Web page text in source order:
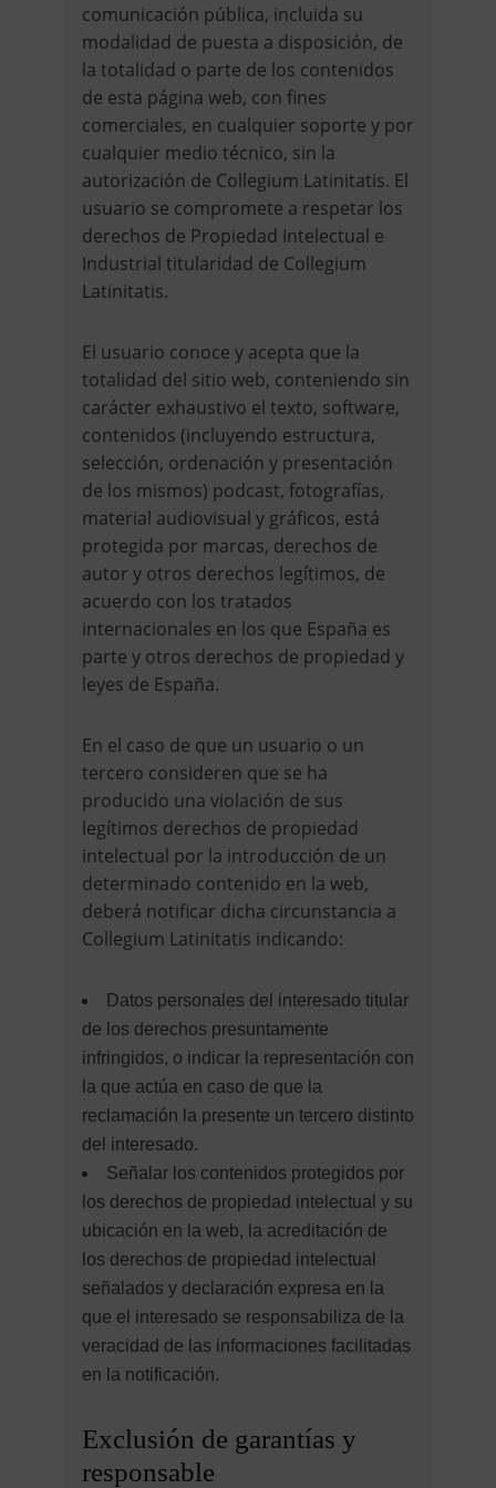
comunicación pública, incluida su
modalidad de puesta a disposición, de
la totalidad o parte de los contenidos
de esta página web, con fines
comerciales, en cualquier soporte y por
cualquier medio técnico, sin la
autorización de Collegium Latinitatis. El
usuario se compromete a respetar los
derechos de Propiedad Intelectual e
Industrial titularidad de Collegium
Latinitatis.
El usuario conoce y acepta que la
totalidad del sitio web, conteniendo sin
carácter exhaustivo el texto, software,
contenidos (incluyendo estructura,
selección, ordenación y presentación
de los mismos) podcast, fotografías,
material audiovisual y gráficos, está
protegida por marcas, derechos de
autor y otros derechos legítimos, de
acuerdo con los tratados
internacionales en los que España es
parte y otros derechos de propiedad y
leyes de España.
En el caso de que un usuario o un
tercero consideren que se ha
producido una violación de sus
legítimos derechos de propiedad
intelectual por la introducción de un
determinado contenido en la web,
deberá notificar dicha circunstancia a
Collegium Latinitatis indicando:
Datos personales del interesado titular
de los derechos presuntamente
infringidos, o indicar la representación con
la que actúa en caso de que la
reclamación la presente un tercero distinto
del interesado.
Señalar los contenidos protegidos por
los derechos de propiedad intelectual y su
ubicación en la web, la acreditación de
los derechos de propiedad intelectual
señalados y declaración expresa en la
que el interesado se responsabiliza de la
veracidad de las informaciones facilitadas
en la notificación.
Exclusión de garantías y
responsable